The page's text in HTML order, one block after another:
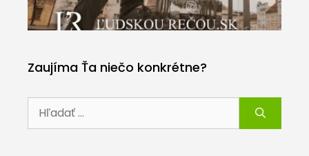
Zaujíma Ťa niečo konkrétne?